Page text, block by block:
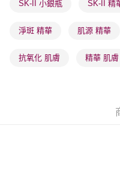
(香港門市) 只顯示可選門市
取。逾期會取消訂單，並不
(澳門門市) 只顯示可選門市
澳門地區配送 - 確認發貨後1-
SK-II 小銀瓶 SK-II 精
淨斑 精華 肌源 精華
抗氧化 肌膚 精華 肌膚